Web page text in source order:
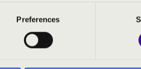
Preferences